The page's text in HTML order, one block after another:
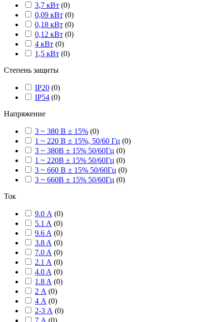
3,7 кВт (0)
0,09 кВт (0)
0,18 кВт (0)
0,12 кВт (0)
4 кВт (0)
1,5 кВт (0)
Степень защиты
IP20 (0)
IP54 (0)
Напряжение
3 ~ 380 В ± 15% (0)
1 ~ 220 В ± 15%, 50/60 Гц (0)
3 ~ 380В ± 15% 50/60Гц (0)
1 ~ 220В ± 15% 50/60Гц (0)
3 ~ 660 В ± 15% 50/60Гц (0)
3 ~ 660В ± 15% 50/60Гц (0)
Ток
9.0 А (0)
5.1 A (0)
9.6 A (0)
3.8 A (0)
7.0 A (0)
2.1 A (0)
4.0 A (0)
1.8 A (0)
2 А (0)
4 А (0)
2-3 А (0)
7 А (0)